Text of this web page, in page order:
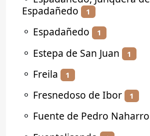
Espadañedo
1
⚬ Espadañedo 1
⚬ Estepa de San Juan 1
⚬ Freila 1
⚬ Fresnedoso de Ibor 1
⚬ Fuente de Pedro Naharro